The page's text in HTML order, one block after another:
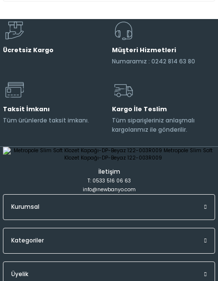
Ücretsiz Kargo Müşteri Hizmetleri
Numaramız : 0242 814 63 80
Taksit İmkanı
Tüm ürünlerde taksit imkanı.
Kargo İle Teslim
Tüm siparişleriniz anlaşmalı
kargolarımız ile gönderilir.
İletişim
T: 0533 516 06 63
info@newbanyo.com
Kurumsal
Kategoriler
Üyelik